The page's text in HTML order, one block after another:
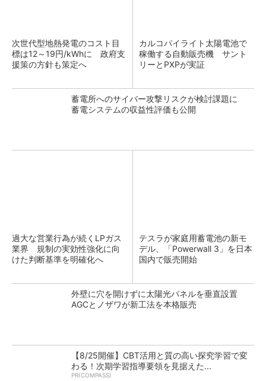
次世代型地熱発電のコスト目
標は12～19円/kWhに 政府支
援策の方針も策定へ
カルコパイライト太陽電池で
稼働する自動販売機 サント
リーとPXPが実証
蓄電所へのサイバー攻撃リスクが検討課題に
蓄電システムの収益性評価も公開
過大な営業行為が続くLPガス
業界 規制の実効性強化に向
けた判断基準を明確化へ
テスラが家庭用蓄電池の新モ
デル、「Powerwall 3」を日本
国内で販売開始
外壁に穴を開けずに太陽光パネルを垂直設置
AGCとノザワが新工法を本格販売
【8/25開催】CBT活用と質の高い探究学習で変
わる！次期学習指導要領を見据えた...
PR(COMPASS)